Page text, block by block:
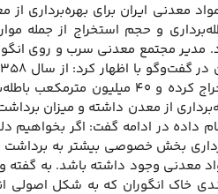
معدنی ایران برای بهره‌برداری
و حجم استخراج از
مدیر مجتمع معدنی سرب و روی
داده در ادامه گفت: اگر بخواهیم
بخش خصوصی بیشتر به
معدنی وجود داشته باشد. به
خاک انگوران که به شکل اصولی